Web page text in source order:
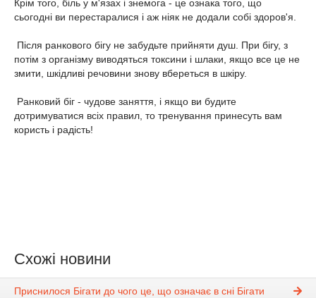
Крім того, біль у м'язах і знемога - це ознака того, що
сьогодні ви перестаралися і аж ніяк не додали собі здоров'я.
Після ранкового бігу не забудьте прийняти душ. При бігу, з
потім з організму виводяться токсини і шлаки, якщо все це не
змити, шкідливі речовини знову вбереться в шкіру.
Ранковий біг - чудове заняття, і якщо ви будите
дотримуватися всіх правил, то тренування принесуть вам
користь і радість!
Схожі новини
Приснилося Бігати до чого це, що означає в сні Бігати